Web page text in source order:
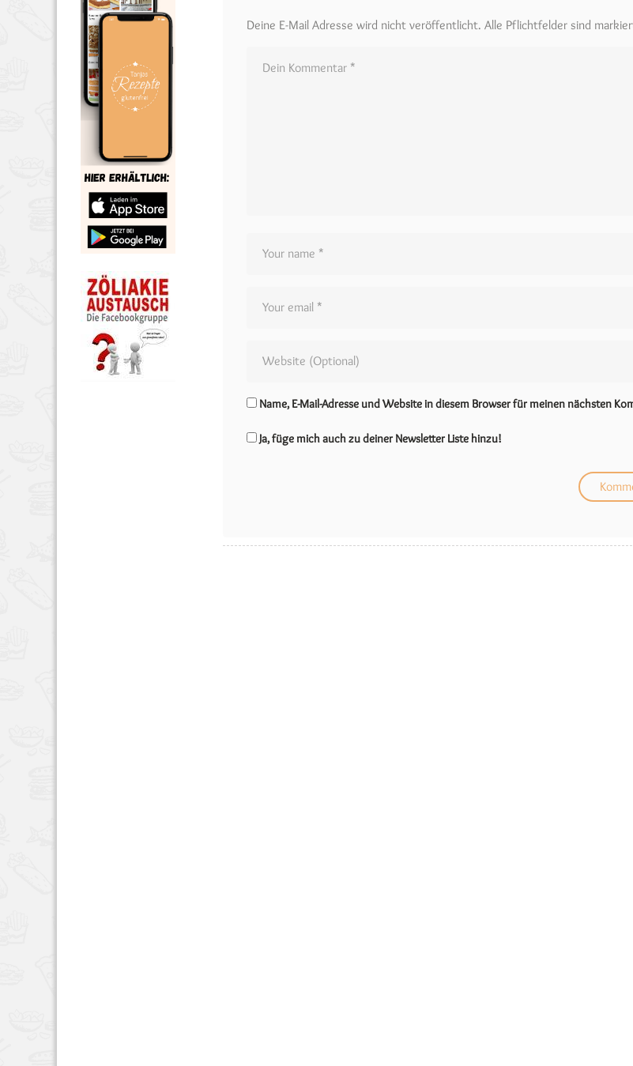
Deine E-Mail Adresse wird nicht veröffentlicht. Alle Pflichtfelder sind
Name, E-Mail-Adresse und Website in diesem Browser für meinen nächsten
Ja, füge mich auch zu deiner Newsletter Liste hinzu!